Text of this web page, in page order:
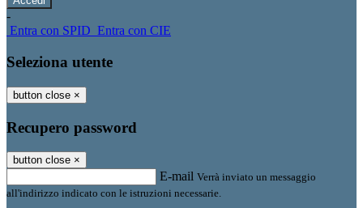
-
Entra con SPID Entra con CIE
Seleziona utente
button close ×
Recupero password
button close ×
E-mail Verrà inviato un messaggio
all'indirizzo indicato con le istruzioni necessarie.